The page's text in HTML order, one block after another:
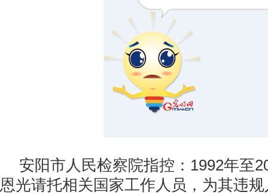
安阳市人民检察院指控：1992年至
恩光请托相关国家工作人员，为其违